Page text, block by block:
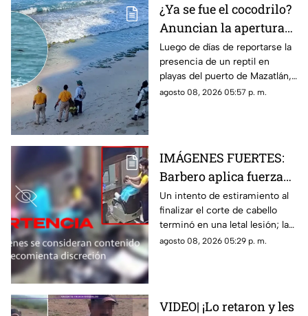
¿Ya se fue el cocodrilo?
Anuncian la apertura
de playas en Mazatlán
tras cuatro días
cerradas
Luego de días de reportarse la
presencia de un reptil en
playas del puerto de Mazatlán,
autoridades confirmaron la
agosto 08, 2026 05:57 p. m.
IMÁGENES FUERTES:
Barbero aplica fuerza
de más y le rompe el
cuello a un cliente en
pleno corte
Un intento de estiramiento al
finalizar el corte de cabello
terminó en una letal lesión; las
estremecedoras imágenes
agosto 08, 2026 05:29 p. m.
VIDEO| ¡Lo retaron y les